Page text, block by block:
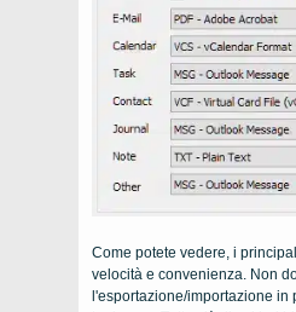
Come potete vedere, i
velocità e convenienza. Non
l'esportazione/importazione in